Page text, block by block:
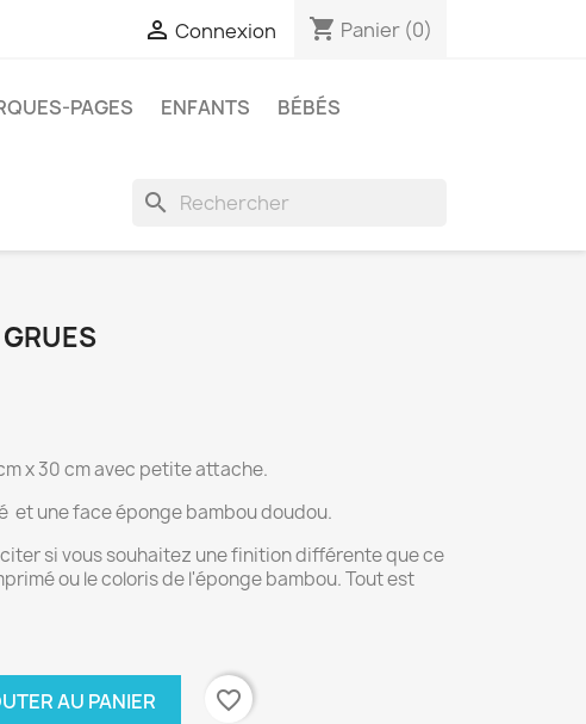
 Connexion shopping_cart Panier (0)
PAGES ENFANTS
BÉBÉS
search
x 30 cm avec petite attache.
et une face éponge bambou doudou.
si vous souhaitez une finition différente que ce
ou le coloris de l'éponge bambou. Tout est
AU PANIER favorite_border